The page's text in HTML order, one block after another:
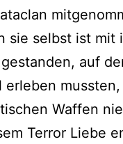
sie selbst ist mit
auf
erleben
Waffen
Terror Liebe